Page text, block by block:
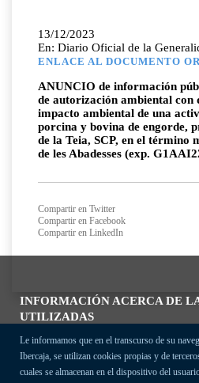
INFORMACIÓN ACERCA DE
UTILIZADAS
Le informamos que en el transcurso de su
Ibercaja, se utilizan cookies propias y de
cuales se almacenan en el dispositivo del
13/12/2023
En: Diario Oficial de la
ENLACE AL DOCUMENTO
ANUNCIO de información
de autorización ambiental con
impacto ambiental de una
porcina y bovina de engorde,
de la Teia, SCP, en el término
de les Abadesses (exp.
Compartir en Twitter
Compartir en Facebook
Compartir en LinkedIn